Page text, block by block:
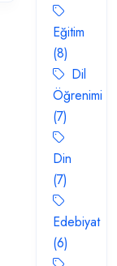
Eğitim
(8)
Dil
Öğrenimi
(7)
Din
(7)
Edebiyat
(6)